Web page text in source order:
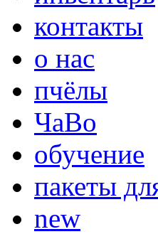
контакты
о нас
пчёлы
ЧаВо
обучение
пакеты
new